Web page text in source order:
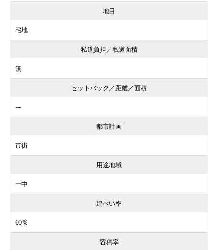
地目
宅地
私道負担／私道面積
無
セットバック／距離／面積
---
都市計画
市街
用途地域
一中
建ぺい率
60％
容積率